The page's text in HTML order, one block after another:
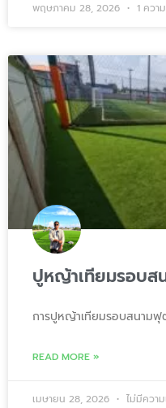
พฤษภาคม 28, 2026 1 ควา
ปูหญ้าเทียมรอบ
การปูหญ้าเทียมรอบสนามฟุ
READ MORE »
เมษายน 28, 2026 ไม่มีควา